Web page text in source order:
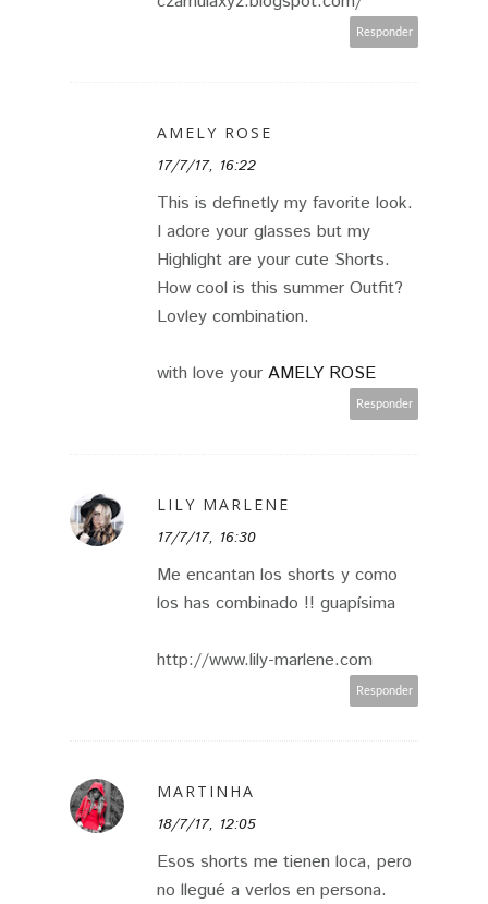
Responder
AMELY ROSE
17/7/17, 16:22
This is definetly my favorite look.
I adore your glasses but my
Highlight are your cute Shorts.
How cool is this summer Outfit?
Lovley combination.
with love your AMELY ROSE
Responder
LILY MARLENE
17/7/17, 16:30
Me encantan los shorts y como
los has combinado !! guapísima
http://www.lily-marlene.com
Responder
MARTINHA
18/7/17, 12:05
Esos shorts me tienen loca, pero
no llegué a verlos en persona.